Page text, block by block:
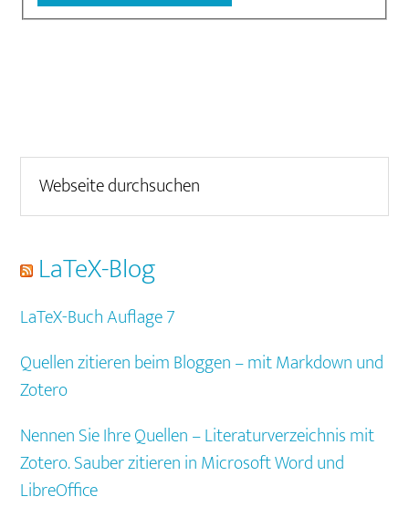
Seitenspalte
durchsuchen
LaTeX-Blog
LaTeX-Buch Auflage 7
Quellen zitieren beim Bloggen – mit Markdown und
Zotero
Nennen Sie Ihre Quellen – Literaturverzeichnis mit
Zotero. Sauber zitieren in Microsoft Word und
LibreOffice